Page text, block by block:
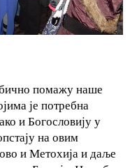
помажу наше
је потребна
и Богословију у
на овим
и Метохија и даље